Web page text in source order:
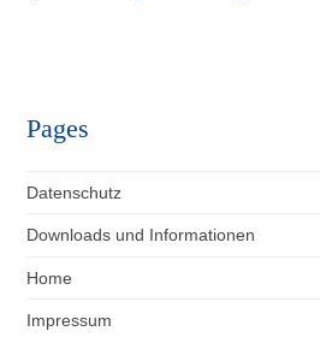
Pages
Datenschutz
Downloads und Informationen
Home
Impressum